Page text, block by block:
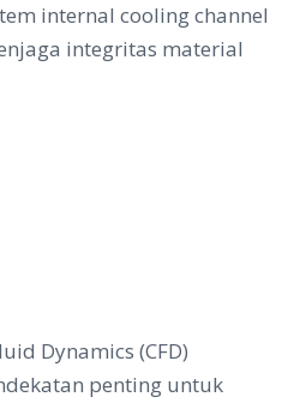
internal cooling channel
integritas material
Dynamics (CFD)
penting untuk